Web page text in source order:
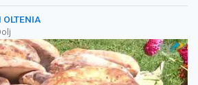
OLTENIA